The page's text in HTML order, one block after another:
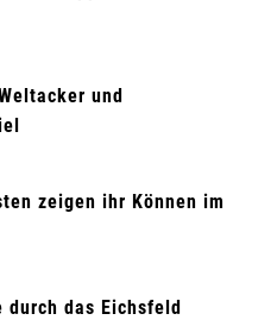
und
zeigen ihr Können im
durch das Eichsfeld